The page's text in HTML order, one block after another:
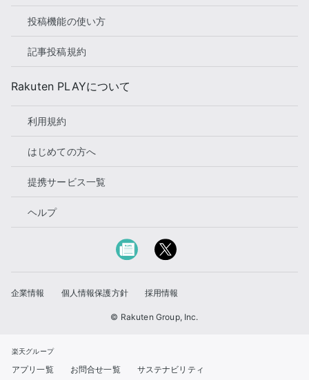
投稿機能の使い方
記事投稿規約
Rakuten PLAYについて
利用規約
はじめての方へ
提携サービス一覧
ヘルプ
企業情報 個人情報保護方針 採用情報
© Rakuten Group, Inc.
楽天グループ
アプリ一覧 お問合せ一覧 サステナビリティ